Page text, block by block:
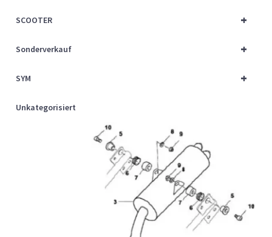
+
SCOOTER
+
Sonderverkauf
+
SYM
Unkategorisiert